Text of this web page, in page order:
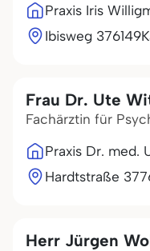
Praxis Iris
Ibisweg 376149
Frau Dr. Ute
Fachärztin für
Praxis Dr. med.
Hardtstraße 37
Herr Jürgen